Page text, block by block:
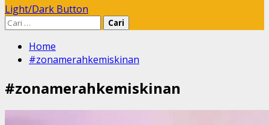
Light/Dark Button
Cari
Home
#zonamerahkemiskinan
#zonamerahkemiskinan